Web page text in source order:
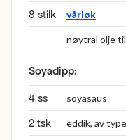
8 stilk vårløk
nøytral olje
Soyadipp:
4 ss soyasaus
2 tsk eddik, av